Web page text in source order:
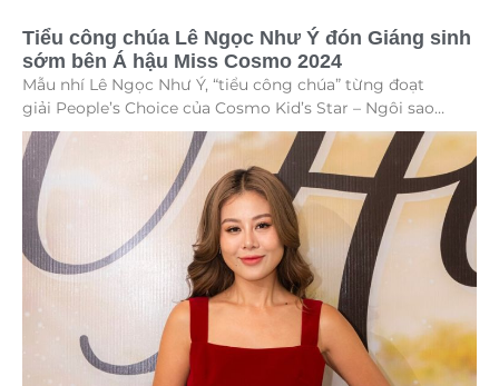
đoạn tăng tốc của cuộc thi.
Tiểu công chúa Lê Ngọc Như Ý đón Giáng sinh
sớm bên Á hậu Miss Cosmo 2024
Mẫu nhí Lê Ngọc Như Ý, “tiểu công chúa” từng đoạt
giải People’s Choice của Cosmo Kid’s Star – Ngôi sao
hoàn vũ nhí mùa đầu tiên tự tin thả dáng bên Á hậu Miss
Cosmo 2024 – Mook Karnruethai Tassabut trong bộ ảnh
đón Giáng Sinh sớm.